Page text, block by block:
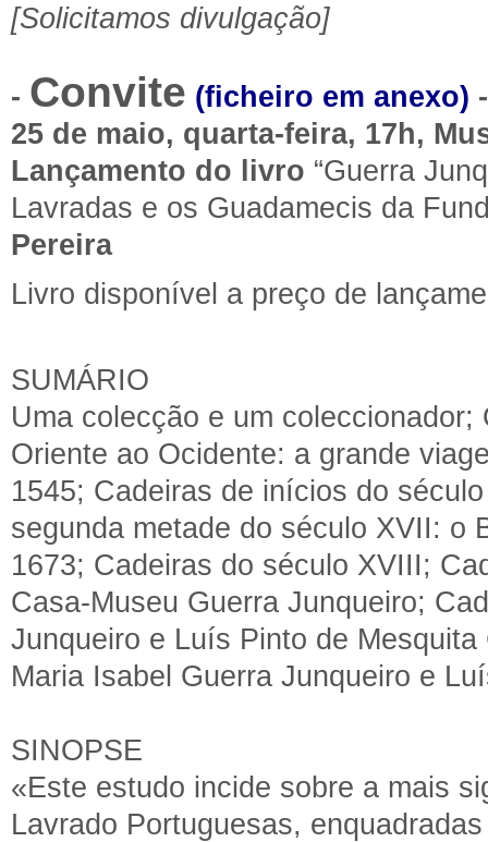
[Solicitamos divulgação]
- Convite (ficheiro em anexo) -
25 de maio, quarta-feira, 17h,
Lançamento do livro “Guerra
Lavradas e os Guadamecis da
Pereira
Livro disponível a preço de
SUMÁRIO
Uma colecção e um coleccionador;
Oriente ao Ocidente: a grande
1545; Cadeiras de inícios do
segunda metade do século XVII: o
1673; Cadeiras do século XVIII;
Casa-Museu Guerra Junqueiro;
Junqueiro e Luís Pinto de
Maria Isabel Guerra Junqueiro e
SINOPSE
«Este estudo incide sobre a mais
Lavrado Portuguesas,